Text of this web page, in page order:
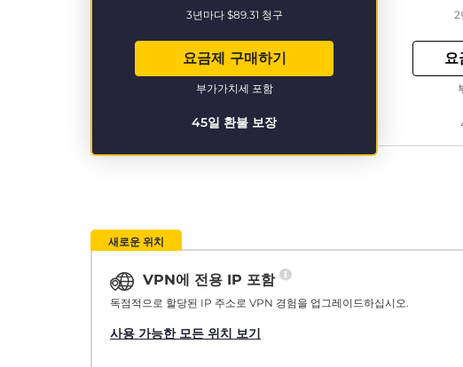
3년마다 $89.31 청구
요금제 구매하기
45일 환불 보장
부가가치세 포함
2
요
새로운 위치
VPN에 전용 IP 포함
독점적으로 할당된 IP 주소로 VPN 경험을 업그레이드하십시오.
사용 가능한 모든 위치 보기